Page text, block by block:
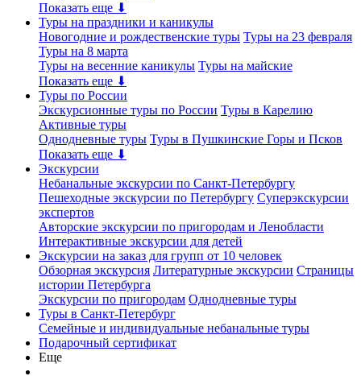
Показать еще ⬇
Туры на праздники и каникулы
Новогодние и рождественские туры Туры на 23 февраля
Туры на 8 марта
Туры на весенние каникулы Туры на майские
Показать еще ⬇
Туры по России
Экскурсионные туры по России Туры в Карелию
Активные туры
Однодневные туры Туры в Пушкинские Горы и Псков
Показать еще ⬇
Экскурсии
Небанальные экскурсии по Санкт-Петербургу
Пешеходные экскурсии по Петербургу Суперэкскурсии
экспертов
Авторские экскурсии по пригородам и Ленобласти
Интерактивные экскурсии для детей
Экскурсии на заказ для групп от 10 человек
Обзорная экскурсия Литературные экскурсии Страницы
истории Петербурга
Экскурсии по пригородам Однодневные туры
Туры в Санкт-Петербург
Семейные и индивидуальные небанальные туры
Подарочный сертификат
Еще